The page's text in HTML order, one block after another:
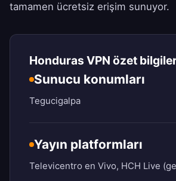
tamamen ücretsiz erişim sunuyor.
Honduras VPN özet
Sunucu konumları
Tegucigalpa
Yayın platformları
Televicentro en Vivo, HCH Live